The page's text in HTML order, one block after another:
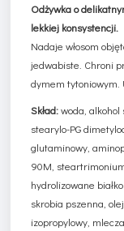
Odżywka o
lekkiej konsystencji.
Nadaje włosom
jedwabiste. Chroni
dymem tytoniowym.
Skład:woda, alkohol
stearylo-PG
glutaminowy,
90M,
hydrolizowane
skrobia pszenna,
izopropylowy,